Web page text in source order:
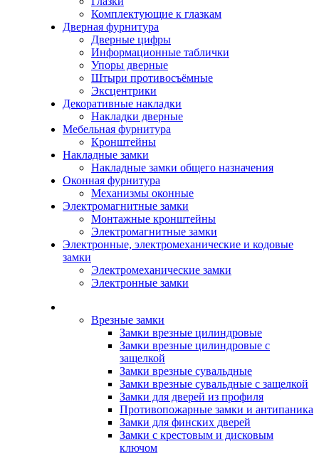
Комплектующие к глазкам
Дверная фурнитура
Дверные цифры
Информационные таблички
Упоры дверные
Штыри противосъёмные
Эксцентрики
Декоративные накладки
Накладки дверные
Мебельная фурнитура
Кронштейны
Накладные замки
Накладные замки общего назначения
Оконная фурнитура
Механизмы оконные
Электромагнитные замки
Монтажные кронштейны
Электромагнитные замки
Электронные, электромеханические и кодовые
замки
Электромеханические замки
Электронные замки
Врезные замки
Замки врезные цилиндровые
Замки врезные цилиндровые с
защелкой
Замки врезные сувальдные
Замки врезные сувальдные с защелкой
Замки для дверей из профиля
Противопожарные замки и антипаника
Замки для финских дверей
Замки с крестовым и дисковым
ключом